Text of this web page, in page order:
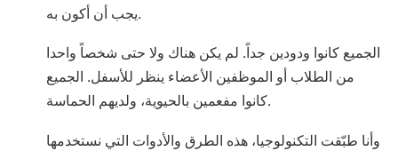
يجب أن أكون به.
الجميع كانوا ودودين جداً. لم يكن هناك ولا حتى شخصاً واحدا
من الطلاب أو الموظفين الأعضاء ينظر للأسفل. الجميع
كانوا مفعمين بالحيوية، ولديهم الحماسة.
وأنا طبّقت التكنولوجيا، هذه الطرق والأدوات التي نستخدمها